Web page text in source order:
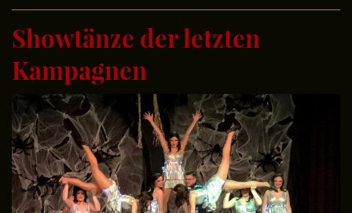
Showtänze der letzten
Kampagnen